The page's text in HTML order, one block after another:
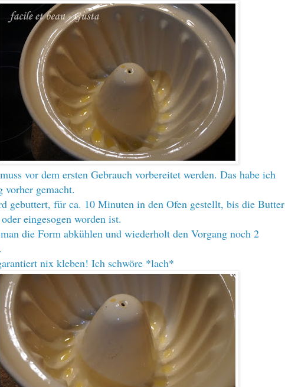
vor dem ersten Gebrauch vorbereitet werden. Das habe ich
vorher gemacht.
gebuttert, für ca. 10 Minuten in den Ofen gestellt, bis die Butter
eingesogen worden ist.
die Form abkühlen und wiederholt den Vorgang noch 2
nix kleben! Ich schwöre *lach*